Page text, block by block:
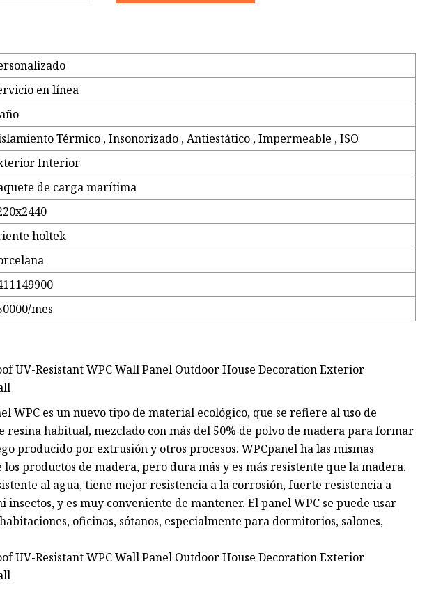
en línea
Térmico , Insonorizado , Antiestático , Impermeable , ISO
Interior
de carga marítima
holtek
mes
WPC es un nuevo tipo de material ecológico, que se refiere al uso de
habitual, mezclado con más del 50% de polvo de madera para formar
producido por extrusión y otros procesos. WPCpanel ha las mismas
productos de madera, pero dura más y es más resistente que la madera.
al agua, tiene mejor resistencia a la corrosión, fuerte resistencia a
insectos, y es muy conveniente de mantener. El panel WPC se puede usar
oficinas, sótanos, especialmente para dormitorios, salones,